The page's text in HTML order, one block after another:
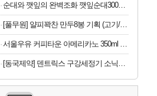
순대와 깻잎의 완벽조화 깻잎순대300g 외 분식 골라담기
[풀무원] 얄피꽉찬 만두8봉 기획 (고기/김치/교자/물만두 외)
서울우유 커피타운 아메리카노 350ml 20개 등 행사 모음전
[동국제약] 덴트릭스 구강세정기 소닉펄스 컨트롤샷+노즐+치약 증정 휴대용 무선 구강세정기